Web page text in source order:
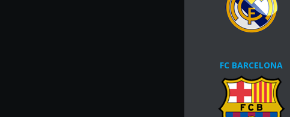
FC BARCELONA